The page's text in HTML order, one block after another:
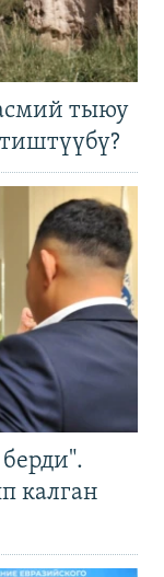
тыюу
калган